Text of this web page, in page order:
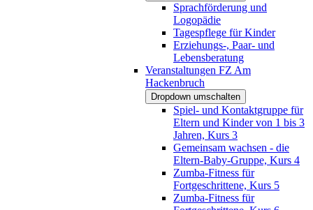
Sprachförderung und
Logopädie
Tagespflege für Kinder
Erziehungs-, Paar- und
Lebensberatung
Veranstaltungen FZ Am
Hackenbruch
Dropdown umschalten
Spiel- und Kontaktgruppe für
Eltern und Kinder von 1 bis 3
Jahren, Kurs 3
Gemeinsam wachsen - die
Eltern-Baby-Gruppe, Kurs 4
Zumba-Fitness für
Fortgeschrittene, Kurs 5
Zumba-Fitness für